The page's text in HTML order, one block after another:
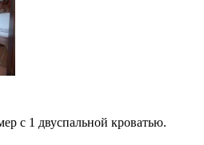
с 1 двуспальной кроватью.